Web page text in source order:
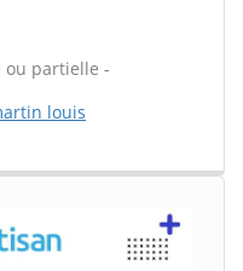
ou partielle -
louis